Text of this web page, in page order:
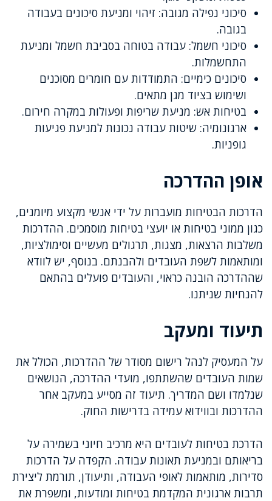
סיכוני נפילה מגובה: זיהוי ומניעת סיכונים בעבודה
בגובה.
סיכוני חשמל: עבודה בטוחה בסביבת חשמל ומניעת
התחשמלות.
סיכונים כימיים: התמודדות עם חומרים מסוכנים
ושימוש בציוד מגן מתאים.
בטיחות אש: מניעת שריפות ופעולות במקרה חירום.
ארגונומיה: שיטות עבודה נכונות למניעת פגיעות
גופניות.
אופן ההדרכה
הדרכות הבטיחות מועברות על ידי אנשי מקצוע מיומנים,
כגון ממוני בטיחות או יועצי בטיחות מוסמכים. ההדרכות
משלבות הרצאות, מצגות, תרגולים מעשיים וסימולציות,
ומותאמות לשפת העובדים ולהבנתם. בנוסף, יש לוודא
שההדרכה הובנה כראוי, והעובדים פועלים בהתאם
להנחיות שניתנו.
תיעוד ומעקב
על המעסיק לנהל רישום מסודר של ההדרכות, הכולל את
שמות העובדים שהשתתפו, מועדי ההדרכה, הנושאים
שנלמדו ושם המדריך. תיעוד זה מסייע במעקב אחר
ההדרכות ובווידוא עמידה בדרישות החוק.
הדרכת בטיחות לעובדים היא מרכיב חיוני בשמירה על
בריאותם ובמניעת תאונות עבודה. הקפדה על הדרכות
סדירות, מותאמות לאופי העבודה, ותיעודן, תורמת ליצירת
תרבות ארגונית המקדמת בטיחות ומודעות, ומשפרת את